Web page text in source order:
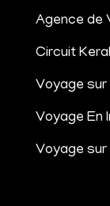
Agence de
Circuit
Voyage sur
Voyage En
Voyage sur